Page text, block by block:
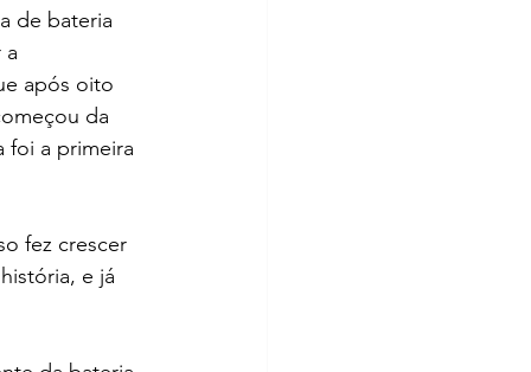
de bateria
a
após oito
da
foi a primeira
fez crescer
e já